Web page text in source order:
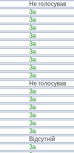
Не голосував
За
За
За
За
За
За
За
За
За
Не голосував
За
За
За
За
За
За
Відсутній
За